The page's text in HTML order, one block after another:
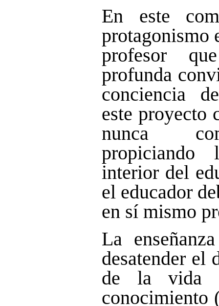
En este
protagonismo
profesor
profunda
conciencia
este proyecto
nunca
propiciando
interior del
el educador
en sí mismo
La
desatender el
de la vida
conocimiento